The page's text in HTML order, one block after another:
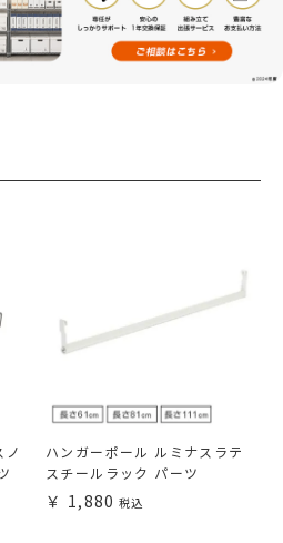
ノ
ハンガーポール ルミナスラテ
スチールラック パーツ
1,880